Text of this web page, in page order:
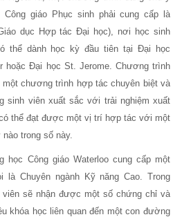
Công giáo Phục sinh phải cung cấp là
dục Hợp tác Đại học), nơi học sinh
thể dành học kỳ đầu tiên tại Đại học
hoặc Đại học St. Jerome. Chương trình
chương trình hợp tác chuyên biệt và
sinh viên xuất sắc với trải nghiệm xuất
thể đạt được một vị trí hợp tác với một
trong số này.
học Công giáo Waterloo cung cấp một
Chuyên ngành Kỹ năng Cao. Trong
sẽ nhận được một số chứng chỉ và
khóa học liên quan đến một con đường